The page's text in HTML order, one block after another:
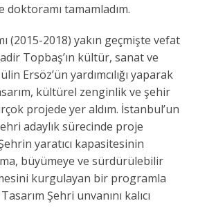
doktoramı tamamladım.
(2015-2018) yakın geçmişte vefat
Topbaş’ın kültür, sanat ve
Ersöz’ün yardımcılığı yaparak
kültürel zenginlik ve şehir
projede yer aldım. İstanbul’un
adaylık sürecinde proje
yaratıcı kapasitesinin
büyümeye ve sürdürülebilir
kurgulayan bir programla
Şehri unvanını kalıcı